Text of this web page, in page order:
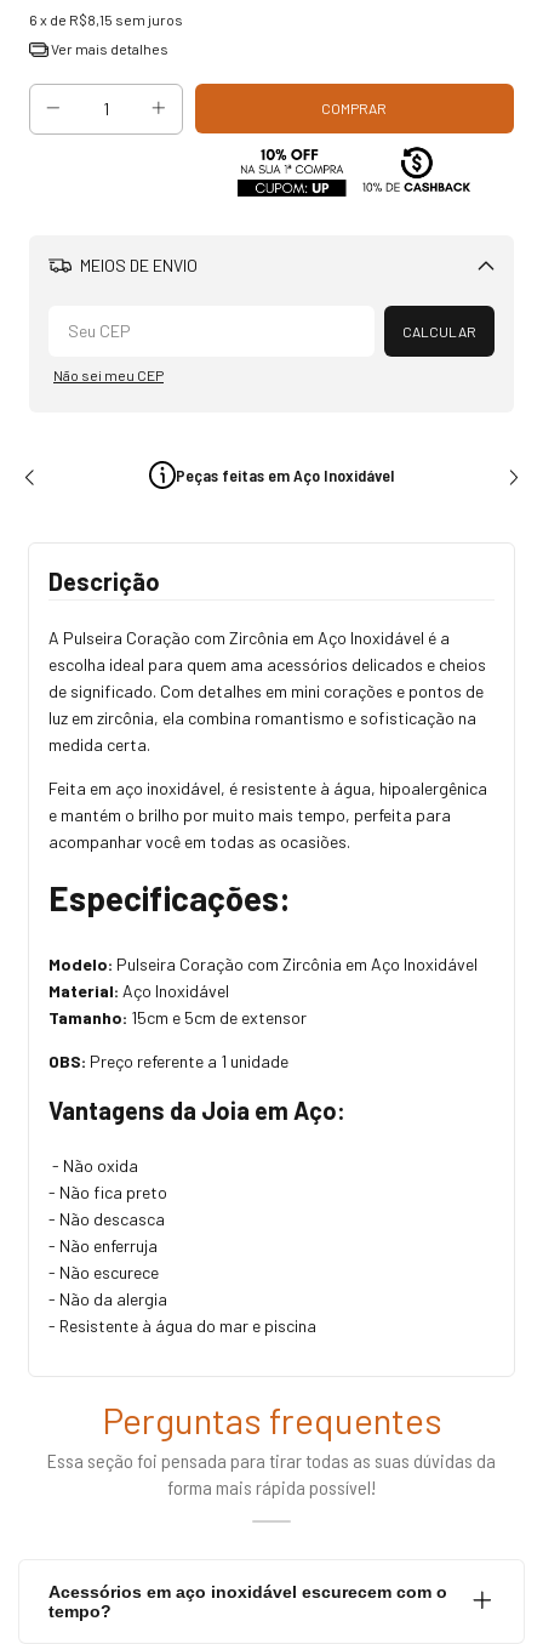
6 x de R$8,15 sem juros
Ver mais detalhes
MEIOS DE ENVIO
Alterar CEP
CALCULAR
Não sei meu CEP
Peças feitas em Aço Inoxidável
Descrição
A Pulseira Coração com Zircônia em Aço Inoxidável é a
escolha ideal para quem ama acessórios delicados e cheios
de significado. Com detalhes em mini corações e pontos de
luz em zircônia, ela combina romantismo e sofisticação na
medida certa.
Feita em aço inoxidável, é resistente à água, hipoalergênica
e mantém o brilho por muito mais tempo, perfeita para
acompanhar você em todas as ocasiões.
Especificações:
Modelo: Pulseira Coração com Zircônia em Aço Inoxidável
Material: Aço Inoxidável
Tamanho: 15cm e 5cm de extensor
OBS: Preço referente a 1 unidade
Vantagens da Joia em Aço:
- Não oxida
- Não fica preto
- Não descasca
- Não enferruja
- Não escurece
- Não da alergia
- Resistente à água do mar e piscina
Perguntas frequentes
Essa seção foi pensada para tirar todas as suas dúvidas da
forma mais rápida possível!
Acessórios em aço inoxidável escurecem com o
tempo?